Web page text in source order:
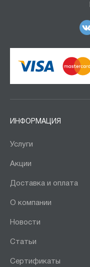
ИНФОРМАЦИЯ
Услуги
Акции
Доставка и оплата
О компании
Новости
Статьи
Сертификаты